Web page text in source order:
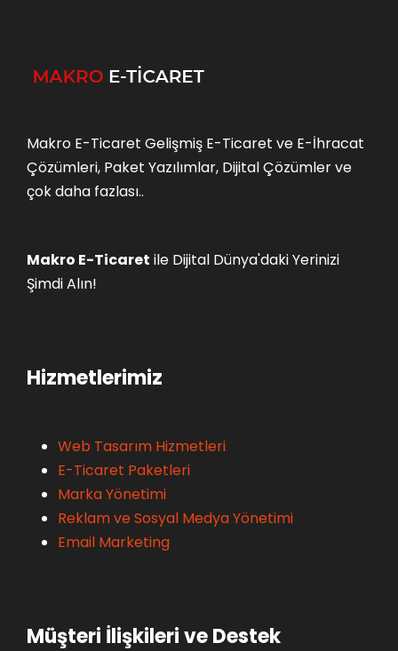
Makro E-Ticaret Gelişmiş E-Ticaret ve E-İhracat
Çözümleri, Paket Yazılımlar, Dijital Çözümler ve
çok daha fazlası..
Makro E-Ticaret ile Dijital Dünya'daki Yerinizi
Şimdi Alın!
Hizmetlerimiz
Web Tasarım Hizmetleri
E-Ticaret Paketleri
Marka Yönetimi
Reklam ve Sosyal Medya Yönetimi
Email Marketing
Müşteri İlişkileri ve Destek